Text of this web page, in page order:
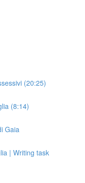
(20:25)
(8:14)
Gaia
| Writing task